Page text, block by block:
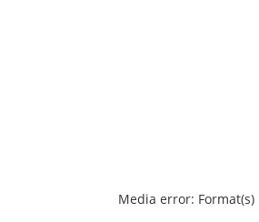
Media error: